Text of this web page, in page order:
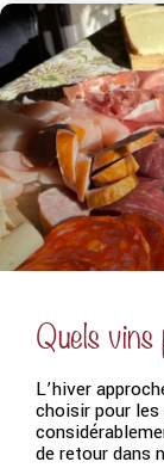
Quels
L’hiver
choisir pour
de retour dans